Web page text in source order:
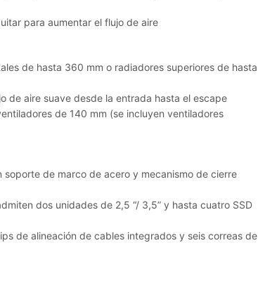
para aumentar el flujo de aire
de hasta 360 mm o radiadores superiores de hasta
de aire suave desde la entrada hasta el escape
de 140 mm (se incluyen ventiladores
de marco de acero y mecanismo de cierre
dos unidades de 2,5 “/ 3,5” y hasta cuatro SSD
de alineación de cables integrados y seis correas de